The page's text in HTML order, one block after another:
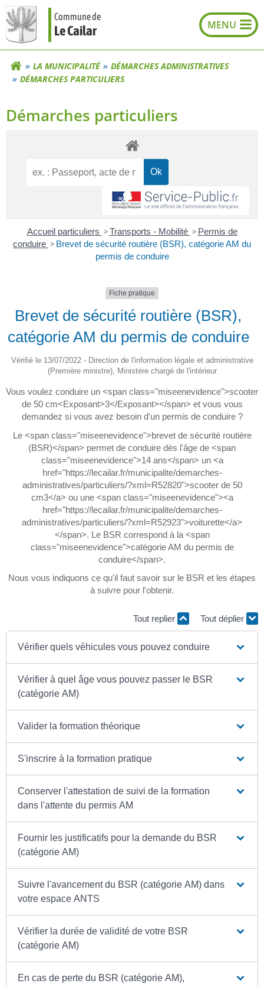
Aller
au
contenu
Commune de
Le Cailar
LA MUNICIPALITÉ
DÉMARCHES ADMINISTRATIVES
DÉMARCHES PARTICULIERS
Démarches particuliers
Accueil particuliers > Transports - Mobilité > Permis de
conduire > Brevet de sécurité routière (BSR), catégorie AM du
permis de conduire
Fiche pratique
Brevet de sécurité routière (BSR),
catégorie AM du permis de conduire
Vérifié le 13/07/2022 - Direction de l'information légale et administrative
(Première ministre), Ministère chargé de l'intérieur
Vous voulez conduire un <span class="miseenevidence">scooter
de 50 cm<Exposant>3</Exposant></span> et vous vous
demandez si vous avez besoin d'un permis de conduire ?
Le <span class="miseenevidence">brevet de sécurité routière
(BSR)</span> permet de conduire dès l'âge de <span
class="miseenevidence">14 ans</span> un <a
href="https://lecailar.fr/municipalite/demarches-
administratives/particuliers/?xml=R52820">scooter de 50
cm3</a> ou une <span class="miseenevidence"><a
href="https://lecailar.fr/municipalite/demarches-
administratives/particuliers/?xml=R52923">voiturette</a>
</span>. Le BSR correspond à la <span
class="miseenevidence">catégorie AM du permis de
conduire</span>.
Nous vous indiquons ce qu'il faut savoir sur le BSR et les étapes
à suivre pour l'obtenir.
Tout replier Tout déplier
Vérifier quels véhicules vous pouvez conduire
Vérifier à quel âge vous pouvez passer le BSR
(catégorie AM)
Valider la formation théorique
S'inscrire à la formation pratique
Conserver l'attestation de suivi de la formation
dans l'attente du permis AM
Fournir les justificatifs pour la demande du BSR
(catégorie AM)
Suivre l'avancement du BSR (catégorie AM) dans
votre espace ANTS
Vérifier la durée de validité de votre BSR
(catégorie AM)
En cas de perte du BSR (catégorie AM),